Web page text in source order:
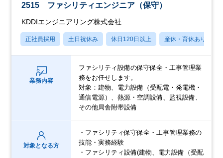
2515 ファシリティエンジニア（保守）
KDDIエンジニアリング株式会社
正社員採用 土日祝休み 休日120日以上 産休・育休あり
業務内容
ファシリティ設備の保守保全・工事管理業
務をお任せします。
対象：建物、電力設備（受配電・発電機・
通信電源）、熱源・空調設備、監視設備、
その他局舎附帯設備
対象となる方
・ファシリティ保守保全・工事管理業務の
技能・実務経験
・ファシリティ設備(建物、電力設備（受配